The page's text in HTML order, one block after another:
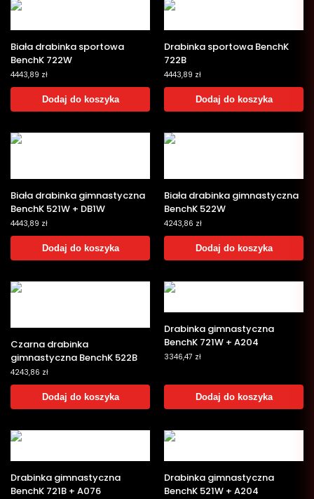
Biała drabinka sportowa
BenchK 722W
4443,89 zł
Dodaj do koszyka
Drabinka sportowa BenchK
722B
4443,89 zł
Dodaj do koszyka
Biała drabinka gimnastyczna
BenchK 521W + DB1W
4443,89 zł
Dodaj do koszyka
Biała drabinka gimnastyczna
BenchK 522W
4243,86 zł
Dodaj do koszyka
Czarna drabinka
gimnastyczna BenchK 522B
4243,86 zł
Dodaj do koszyka
Drabinka gimnastyczna
BenchK 721W + A204
3346,47 zł
Dodaj do koszyka
Drabinka gimnastyczna
BenchK 721B + A076
Drabinka gimnastyczna
BenchK 521W + A204